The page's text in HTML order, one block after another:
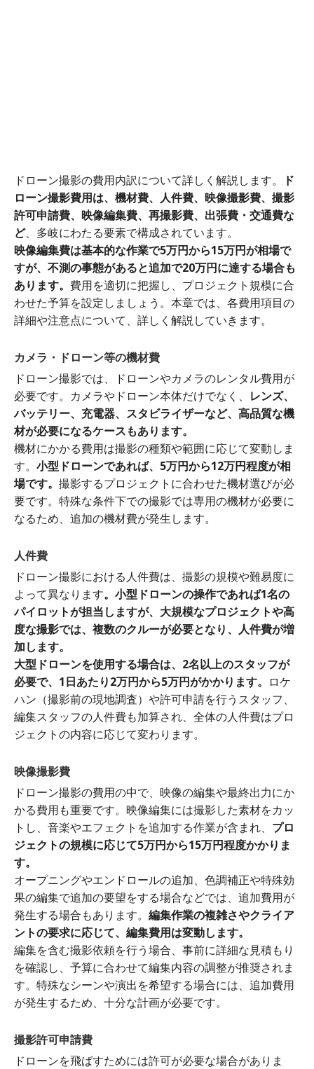
ドローン撮影の費用内訳について詳しく解説します。
ド
ローン撮影費用は、機材費、人件費、映像撮影費、撮影
許可申請費、映像編集費、再撮影費、出張費・交通費な
ど、多岐にわたる要素で構成されています。
映像編集費は基本的な作業で5万円から15万円が相場で
すが、不測の事態があると追加で20万円に達する場合も
あります。 費用を適切に把握し、プロジェクト規模に合
わせた予算を設定しましょう。本章では、各費用項目の
詳細や注意点について、詳しく解説していきます。
カメラ・ドローン等の機材費
ドローン撮影では、ドローンやカメラのレンタル費用が
必要です。カメラやドローン本体だけでなく、 レンズ、
バッテリー、充電器、スタビライザーなど、高品質な機
材が必要になるケースもあります。
機材にかかる費用は撮影の種類や範囲に応じて変動しま
す。 小型ドローンであれば、5万円から12万円程度が相
場です。 撮影するプロジェクトに合わせた機材選びが必
要です。特殊な条件下での撮影では専用の機材が必要に
なるため、追加の機材費が発生します。
人件費
ドローン撮影における人件費は、撮影の規模や難易度に
よって異なります。小型ドローンの操作であれば1名の
パイロットが担当しますが、大規模なプロジェクトや高
度な撮影では、複数のクルーが必要となり、人件費が増
加します。
大型ドローンを使用する場合は、2名以上のスタッフが
必要で、1日あたり2万円から5万円がかかります。 ロケ
ハン（撮影前の現地調査）や許可申請を行うスタッフ、
編集スタッフの人件費も加算され、全体の人件費はプロ
ジェクトの内容に応じて変わります。
映像撮影費
ドローン撮影の費用の中で、映像の編集や最終出力にか
かる費用も重要です。映像編集には撮影した素材をカッ
トし、音楽やエフェクトを追加する作業が含まれ、 プロ
ジェクトの規模に応じて5万円から15万円程度かかりま
す。
オープニングやエンドロールの追加、色調補正や特殊効
果の編集で追加の要望をする場合などでは、追加費用が
発生する場合もあります。 編集作業の複雑さやクライア
ントの要求に応じて、編集費用は変動します。
編集を含む撮影依頼を行う場合、事前に詳細な見積もり
を確認し、予算に合わせて編集内容の調整が推奨されま
す。特殊なシーンや演出を希望する場合には、追加費用
が発生するため、十分な計画が必要です​。
撮影許可申請費
ドローンを飛ばすためには許可が必要な場合がありま